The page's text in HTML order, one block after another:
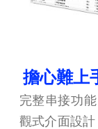
擔心難上
完整串接功
觀式介面設